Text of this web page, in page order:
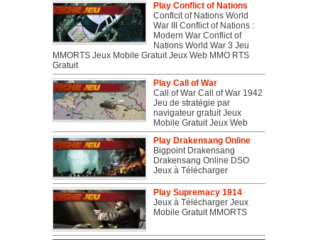
Play Conflict of Nations
Conflcit of Nations World
War III Conflict of Nations :
Modern War Conflict of
Nations World War 3 Jeu
MMORTS Jeux Mobile Gratuit Jeux Web MMO RTS
Gratuit
Play Call of War
Call of War Call of War 1942
Jeu de stratégie par
navigateur gratuit Jeux
Mobile Gratuit Jeux Web
Play Drakensang Online
Bigpoint Drakensang
Drakensang Online DSO
Jeux à Télécharger
Play Supremacy 1914
Jeux à Télécharger Jeux
Mobile Gratuit MMORTS